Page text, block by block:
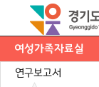
여성가족자료실
연구보고서